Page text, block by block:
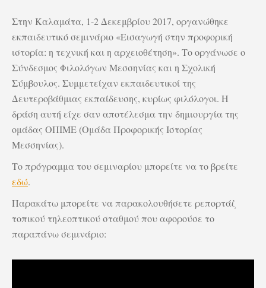
Στην Καλαμάτα, 1-2 Δεκεμβρίου 2017, οργανώθηκε
εκπαιδευτικό σεμινάριο «Εισαγωγή στην προφορική
ιστορία: η τεχνική και η αρχειοθέτηση». Το οργάνωσε ο
Σύνδεσμος Φιλολόγων Μεσσηνίας και η Σχολική
Σύμβουλος. Συμμετείχαν εκπαιδευτικοί της
Δευτεροβάθμιας εκπαίδευσης, κυρίως φιλόλογοι. Η
δράση αυτή είχε σαν αποτέλεσμα την δημιουργία της
ομάδας ΟΠΙΜΕ (Ομάδα Προφορικής Ιστορίας
Μεσσηνίας).
Το πρόγραμμα του σεμιναρίου μπορείτε να το βρείτε
εδώ.
Παρακάτω μπορείτε να παρακολουθήσετε ρεπορτάζ
τοπικού τηλεοπτικού σταθμού που αφορούσε το
παραπάνω σεμινάριο: